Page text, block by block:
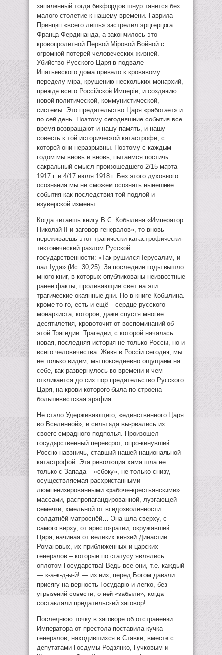
запаленный тогда бикфордов шнур тянется без
малого столетие к нашему времени. Гаврила
Принцип «всего лишь» застрелил эрцгерцога
Франца-Фердинанда, а закончилось это
кровопролитной Первой Мiровой Войной с
огромной потерей человеческих жизней.
Убийство Русского Царя в подвале
Ипатьевского дома привело к кровавому
переделу мiра, крушению нескольких монархий,
прежде всего Россiйской Имперiи, и созданию
новой политической, коммунистической,
системы. Это предательство Царя «работает» и
по сей день. Поэтому сегодняшние события все
время возвращают и нашу память, и нашу
совесть к той исторической катастрофе, с
которой они неразрывны. Поэтому с каждым
годом мы вновь и вновь, пытаемся постичь
сакральный смысл произошедшего 2/15 марта
1917 г. и 4/17 июля 1918 г. Без этого духовного
осознания мы не сможем осознать нынешние
события как последствия той подлой и
изуверской измены.
Когда читаешь книгу В.С. Кобылина «Император
Николай II и заговор генералов», то вновь
переживаешь этот трагически-катастрофически-
тектонический разлом Русской
государственности: «Так рушился Iерусалим, и
пал Iуда» (Ис. 30;25). За последние годы вышло
много книг, в которых опубликованы неизвестные
ранее факты, проливающие свет на эти
трагические окаянные дни. Но в книге Кобылина,
кроме то-го, есть и ещё – сердце русского
монархиста, которое, даже спустя многие
десятилетия, кровоточит от воспоминаний об
этой Трагедии. Трагедии, с которой началась
новая, последняя история не только Россiи, но и
всего человечества. Живя в Россiи сегодня, мы
не только видим, мы повседневно ощущаем на
себе, как развернулось во времени и чем
откликается до сих пор предательство Русского
Царя, на крови которого была по-строена
большевистская эрэфия.
Не стало Удерживающего, «единственного Царя
во Вселенной», и силы ада вы-рвались из
своего смрадного подполья. Произошел
государственный переворот, опро-кинувший
Россiю навзничь, ставший нашей национальной
катастрофой. Эта революция хама шла не
только с Запада – «сбоку», не только снизу,
осуществляемая расхристанными
люмпенизированными «рабоче-крестьянскими»
массами, распропагандированной, лузгающей
семечки, хмельной от вседозволенности
солдатнёй-матроснёй… Она шла сверху, с
самого верху, от аристократии, окружавшей
Царя, начиная от великих князей Династии
Романовых, их приближенных и царских
генералов – которые по статусу являлись
оплотом Государства! Ведь все они, т.е. каждый
— к-а-ж-д-ы-й! — из них, перед Богом давали
присягу на верность Государю и легко, без
угрызений совести, о ней «забыли», когда
составляли предательский заговор!
Последнюю точку в заговоре об отстранении
Императора от престола поставила кучка
генералов, находившихся в Ставке, вместе с
депутатами Госдумы Родзянко, Гучковым и